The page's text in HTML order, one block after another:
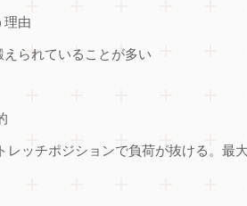
理由
られていることが多い
レッチポジションで負荷が抜ける。最